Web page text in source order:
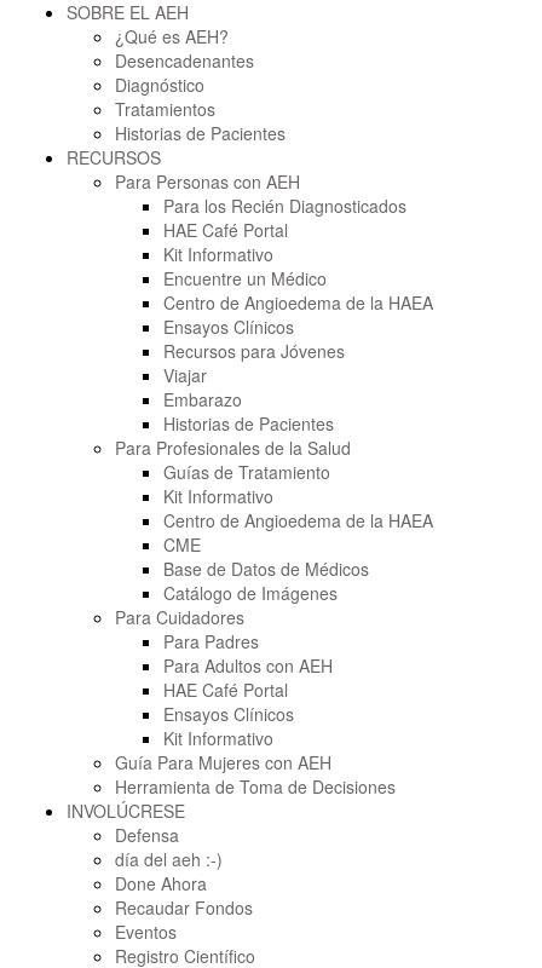
SOBRE EL AEH
¿Qué es AEH?
Desencadenantes
Diagnóstico
Tratamientos
Historias de Pacientes
RECURSOS
Para Personas con AEH
Para los Recién Diagnosticados
HAE Café Portal
Kit Informativo
Encuentre un Médico
Centro de Angioedema de la HAEA
Ensayos Clínicos
Recursos para Jóvenes
Viajar
Embarazo
Historias de Pacientes
Para Profesionales de la Salud
Guías de Tratamiento
Kit Informativo
Centro de Angioedema de la HAEA
CME
Base de Datos de Médicos
Catálogo de Imágenes
Para Cuidadores
Para Padres
Para Adultos con AEH
HAE Café Portal
Ensayos Clínicos
Kit Informativo
Guía Para Mujeres con AEH
Herramienta de Toma de Decisiones
INVOLÚCRESE
Defensa
día del aeh :-)
Done Ahora
Recaudar Fondos
Eventos
Registro Científico